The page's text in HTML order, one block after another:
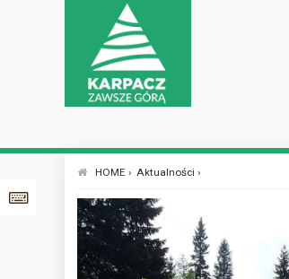
HOME › Aktualności ›